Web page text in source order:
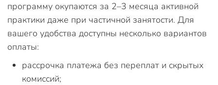
программу окупаются за 2–3 месяца активной
практики даже при частичной занятости. Для
вашего удобства доступны несколько вариантов
оплаты:
рассрочка платежа без переплат и скрытых
комиссий;